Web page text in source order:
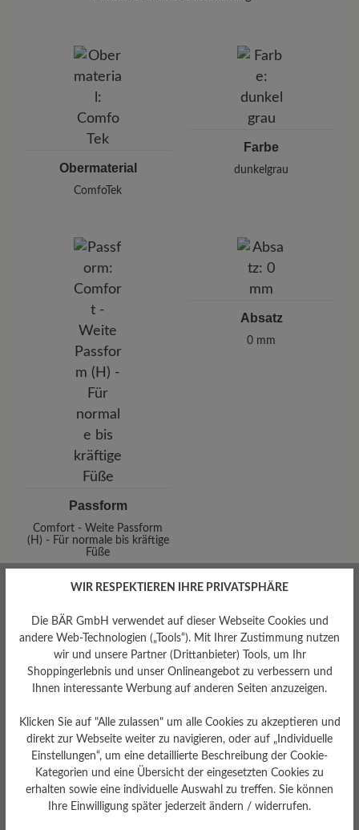
Pleidelsheimer Str. 15/1, 74321 Bietigheim-Bissingen,
E-mail:
kundenbetreuung@baer-schuhe.de
Obermaterial
ComfoTek
Farbe
dunkelgrau
Passform
Comfort - Weite Passform
(H) - Für normale bis kräftige
Füße
Absatz
0 mm
ComfoTek
Sohlentyp
ComfoTek
WIR RESPEKTIEREN IHRE PRIVATSPHÄRE
Die BÄR GmbH verwendet auf dieser Webseite Cookies und
andere Web-Technologien („Tools“). Mit Ihrer Zustimmung nutzen
wir und unsere Partner (Drittanbieter) Tools, um Ihr
Shoppingerlebnis und unser Onlineangebot zu verbessern und
Ihnen interessante Werbung auf anderen Seiten anzuzeigen.
Klicken Sie auf "Alle zulassen" um alle Cookies zu akzeptieren und
direkt zur Webseite weiter zu navigieren, oder auf „Individuelle
Einstellungen“, um eine detaillierte Beschreibung der Cookie-
Kategorien und eine Übersicht der eingesetzten Cookies zu
erhalten sowie eine individuelle Auswahl zu treffen. Sie können
Ihre Einwilligung später jederzeit ändern / widerrufen.